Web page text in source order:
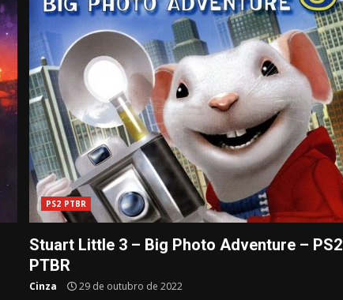
PS2 PTBR
Stuart Little 3 – Big Photo Adventure – PS2
PTBR
Cinza 29 de outubro de 2022